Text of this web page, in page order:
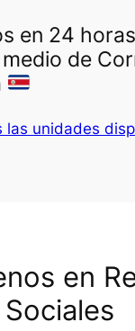
en 24
de
las unidades
en
Sociales